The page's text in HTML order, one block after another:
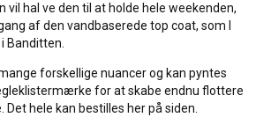
vil haI ve den til at holde hele weekenden,
af den vandbaserede top coat, som I
Banditten.
forskellige nuancer og kan pyntes
for at skabe endnu flottere
hele kan bestilles her på siden.